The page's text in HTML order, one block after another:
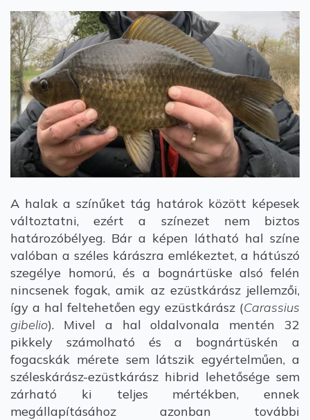
A halak a színűket tág határok között képesek
változtatni, ezért a színezet nem biztos
határozóbélyeg. Bár a képen látható hal színe
valóban a széles kárászra emlékeztet, a hátúszó
szegélye homorú, és a bognártüske alsó felén
nincsenek fogak, amik az ezüstkárász jellemzői,
így a hal feltehetően egy ezüstkárász (Carassius
gibelio). Mivel a hal oldalvonala mentén 32
pikkely számolható és a bognártüskén a
fogacskák mérete sem látszik egyértelműen, a
széleskárász-ezüstkárász hibrid lehetősége sem
zárható ki teljes mértékben, ennek
megállapításához azonban további